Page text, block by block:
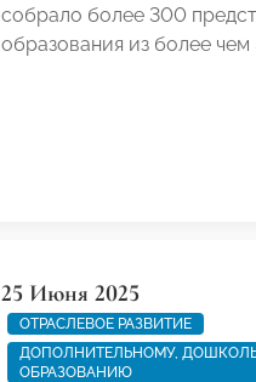
собрало более 300
образования из более
25 Июня 2025
ОТРАСЛЕВОЕ РАЗВИТИЕ
ДОПОЛНИТЕЛЬНОМУ,
ОБРАЗОВАНИЮ